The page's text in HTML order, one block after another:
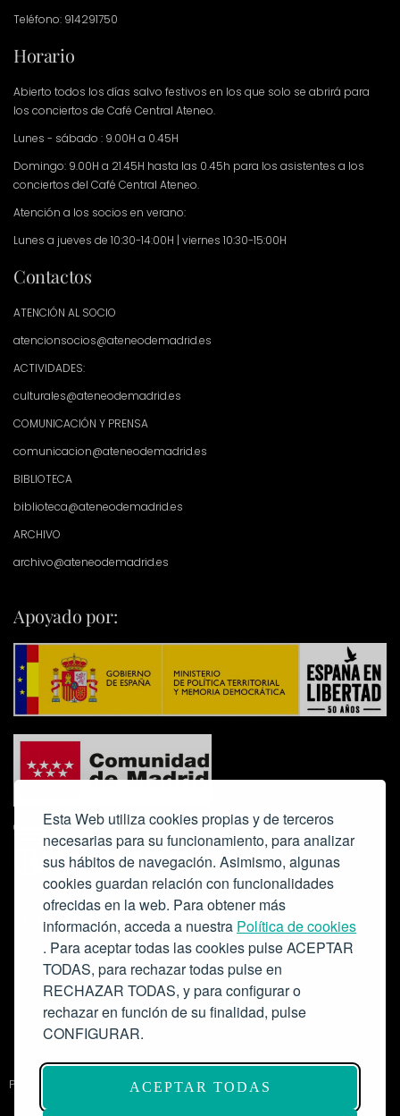
Esta Web utiliza cookies propias y de terceros
necesarias para su funcionamiento, para analizar
sus hábitos de navegación. Asimismo, algunas
cookies guardan relación con funcionalidades
ofrecidas en la web. Para obtener más
información, acceda a nuestra Política de cookies
. Para aceptar todas las cookies pulse ACEPTAR
TODAS, para rechazar todas pulse en
RECHAZAR TODAS, y para configurar o
rechazar en función de su finalidad, pulse
CONFIGURAR.
ACEPTAR TODAS
Teléfono: 914291750
Horario
Abierto todos los días salvo festivos en los que solo se abrirá para
los conciertos de Café Central Ateneo.
Lunes - sábado : 9.00H a 0.45H
Domingo: 9.00H a 21.45H hasta las 0.45h para los asistentes a los
conciertos del Café Central Ateneo.
Atención a los socios en verano:
Lunes a jueves de 10:30-14:00H | viernes 10:30-15:00H
Contactos
ATENCIÓN AL SOCIO
atencionsocios@ateneodemadrid.es
ACTIVIDADES:
culturales@ateneodemadrid.es
COMUNICACIÓN Y PRENSA
comunicacion@ateneodemadrid.es
BIBLIOTECA
biblioteca@ateneodemadrid.es
ARCHIVO
archivo@ateneodemadrid.es
Apoyado por:
Colabora:
Proyecto de modernización de infraestructuras y digitalización del
Salón de Actos del Ateneo de Madrid como espacio escénico-musical.